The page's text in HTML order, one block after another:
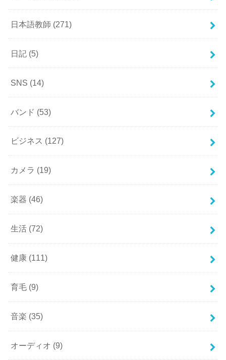
日本語教師 (271)
日記 (5)
SNS (14)
バンド (53)
ビジネス (127)
カメラ (19)
楽器 (46)
生活 (72)
健康 (111)
育毛 (9)
音楽 (35)
オーディオ (9)